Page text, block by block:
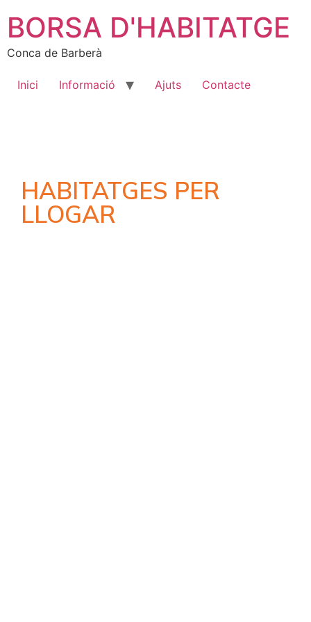
BORSA D'HABITATGE
Conca de Barberà
Inici Informació Ajuts Contacte
HABITATGES PER
LLOGAR